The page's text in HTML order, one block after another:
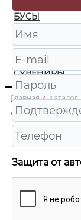
БУСЫ
ЧАСЫ
ШКАТУЛКИ
СУВЕНИРЫ
Главная / Каталог
/
94010713
Защита от